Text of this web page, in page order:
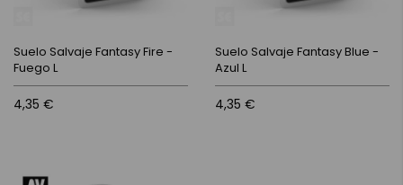
Suelo Salvaje Fantasy Fire -
Fuego L
4,35 €
Suelo Salvaje Fantasy Blue -
Azul L
4,35 €